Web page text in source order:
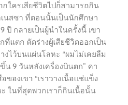
ใครเสียชีวิตไปก็สามารถกิน
นสซา ที่ตอนนั้นเป็นนักศึกษา
ปี กลายเป็นผู้นำในครั้งนี้ เขา
ที่แตก ตัดร่างผู้เสียชีวิตออกเป็น
งไว้บนแผ่นโลหะ “ผมไม่เคยลืม
น 9 วันหลังเครื่องบินตก” คา
ของเขา “เราวางเนื้อแช่แข็ง
ในที่สุดพวกเราก็กินเนื้อนั้น